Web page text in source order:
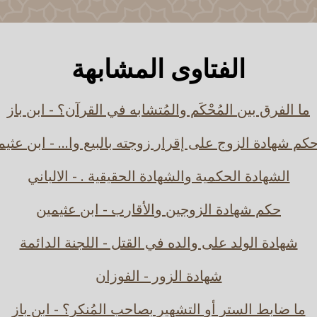
الفتاوى المشابهة
ما الفرق بين المُحْكَم والمُتشابه في القرآن؟ - ابن باز
شهادة الزوج على إقرار زوجته بالبيع وا... - ابن
الشهادة الحكمية والشهادة الحقيقية . - الالباني
حكم شهادة الزوجين والأقارب - ابن عثيمين
شهادة الولد على والده في القتل - اللجنة الدائمة
شهادة الزور - الفوزان
ما ضابط الستر أو التشهير بصاحب المُنكر؟ - ابن باز